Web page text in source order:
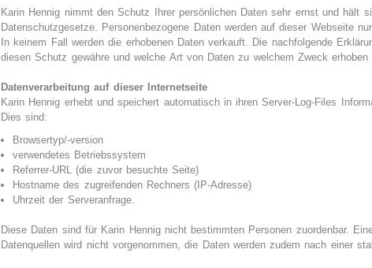
Karin Hennig nimmt den Schutz Ihrer persönlichen Daten sehr ernst und hält
Datenschutzgesetze. Personenbezogene Daten werden auf dieser Webseite
In keinem Fall werden die erhobenen Daten verkauft. Die nachfolgende
diesen Schutz gewähre und welche Art von Daten zu welchem Zweck erhoben
Datenverarbeitung auf dieser Internetseite
Karin Hennig erhebt und speichert automatisch in ihren Server-Log-Files
Dies sind:
Browsertyp/-version
verwendetes Betriebssystem
Referrer-URL (die zuvor besuchte Seite)
Hostname des zugreifenden Rechners (IP-Adresse)
Uhrzeit der Serveranfrage.
Diese Daten sind für Karin Hennig nicht bestimmten Personen zuordenbar.
Datenquellen wird nicht vorgenommen, die Daten werden zudem nach einer